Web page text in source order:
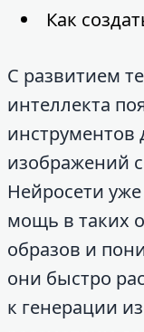
Как
С развитием
интеллекта
инструментов
изображений
Нейросети
мощь в таких
образов и
они быстро
к генерации